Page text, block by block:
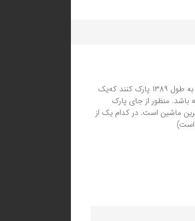
می‌خواهد طوری در یک‌ طرف خیابانی به طول ۱۳۸۹ پارک کنند که‌یک
منظور از جای پارک
ماشین است. در کدام یک از
است)